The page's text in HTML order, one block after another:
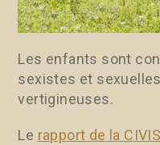
Les enfants sont
sexistes et
vertigineuses.
Le rapport de la